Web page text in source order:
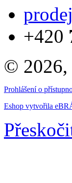
+420
© 2026,
Prohlášení o
Eshop vytvořila